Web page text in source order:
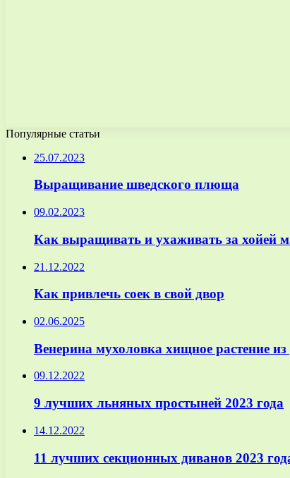
Популярные статьи
25.07.2023
Выращивание шведского плюща
09.02.2023
Как выращивать и ухаживать за хойей
21.12.2022
Как привлечь соек в свой двор
02.06.2025
Венерина мухоловка хищное растение
09.12.2022
9 лучших льняных простыней 2023 года
14.12.2022
11 лучших секционных диванов 2023